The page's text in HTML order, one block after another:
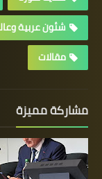
شئون عربية
مقالات
مشاركة مميزة